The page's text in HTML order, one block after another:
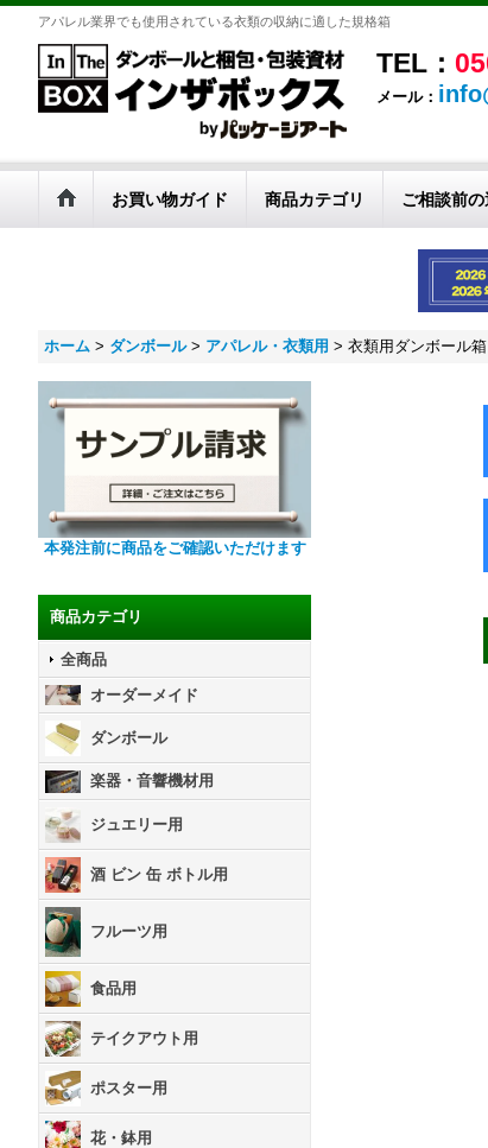
アパレル業界でも使用されている衣類の収納に適した規格箱
TEL：
メール：
お買い物ガイド 商品カテゴリ ご相談前
ホーム > ダンボール > アパレル・衣類用 > 衣類用ダンボール
本発注前に商品をご確認いただけます
商品カテゴリ
全商品
オーダーメイド
ダンボール
楽器・音響機材用
ジュエリー用
酒 ビン 缶 ボトル用
フルーツ用
食品用
テイクアウト用
ポスター用
花・鉢用